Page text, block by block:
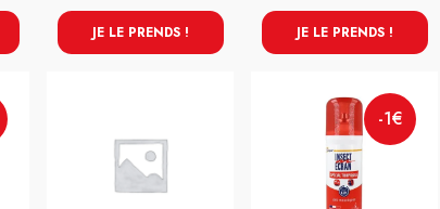
JE LE PRENDS ! JE LE PRENDS !
-1€